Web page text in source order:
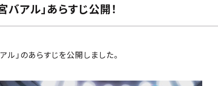
バアル」あらすじ公開！
ル」のあらすじを公開しました。